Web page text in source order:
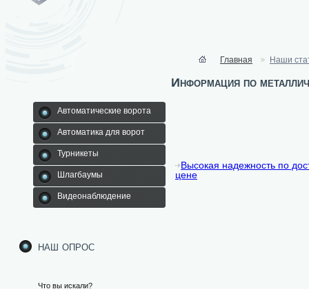
Автоматические ворота
Автоматика для ворот
Турникеты
Шлагбаумы
Видеонаблюдение
наш опрос
Что вы искали?
Главная Наши
Информация по
Высокая надежность по
цене